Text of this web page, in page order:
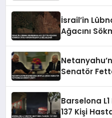
İsrail’in
Ağacını
Senatör
Barselona
137 Kişi